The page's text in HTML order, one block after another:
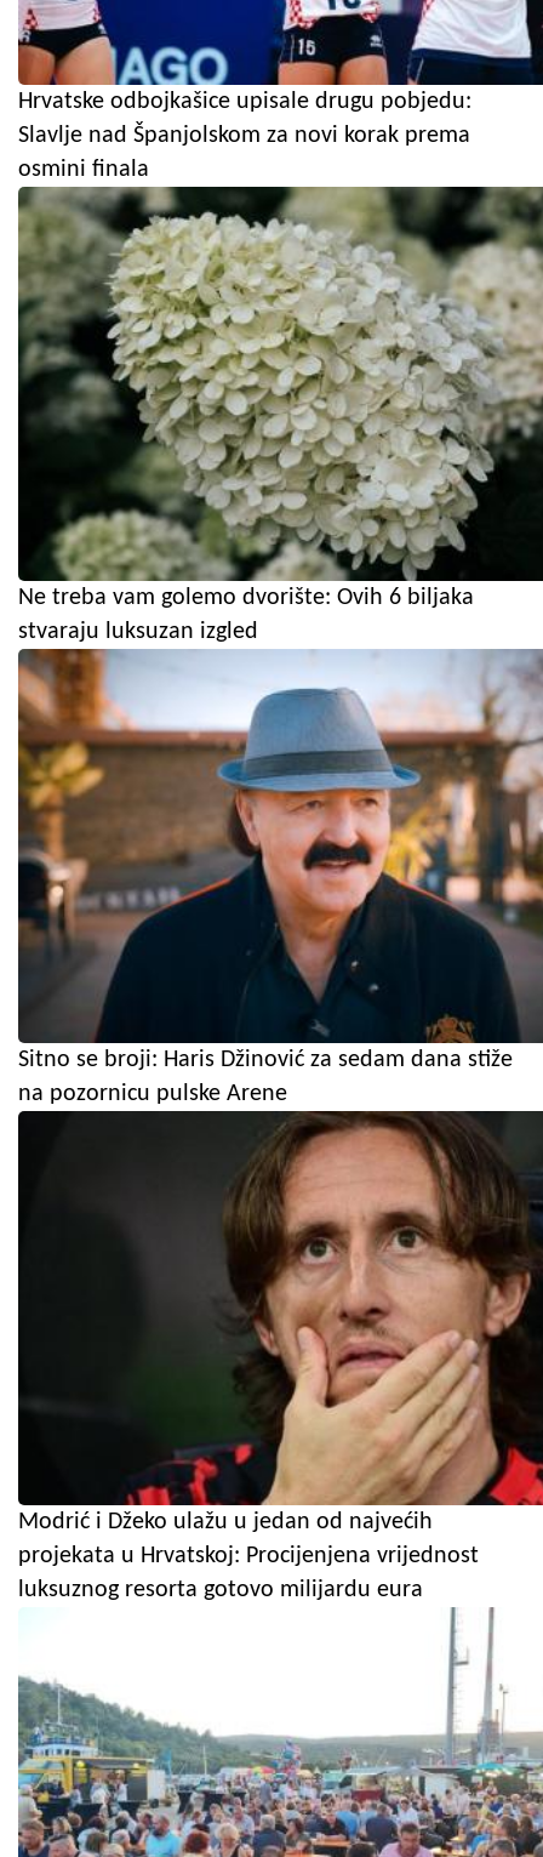
Hrvatske odbojkašice upisale drugu pobjedu:
Slavlje nad Španjolskom za novi korak prema
osmini finala
Ne treba vam golemo dvorište: Ovih 6 biljaka
stvaraju luksuzan izgled
Sitno se broji: Haris Džinović za sedam dana stiže
na pozornicu pulske Arene
Modrić i Džeko ulažu u jedan od najvećih
projekata u Hrvatskoj: Procijenjena vrijednost
luksuznog resorta gotovo milijardu eura